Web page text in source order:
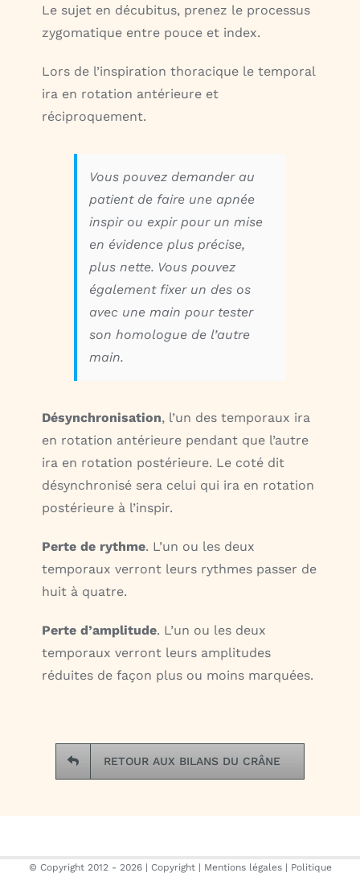
Le sujet en décubitus, prenez le processus
zygomatique entre pouce et index.
Lors de l’inspiration thoracique le temporal
ira en rotation antérieure et
réciproquement.
Vous pouvez demander au
patient de faire une apnée
inspir ou expir pour un mise
en évidence plus précise,
plus nette. Vous pouvez
également fixer un des os
avec une main pour tester
son homologue de l’autre
main.
Désynchronisation, l’un des temporaux ira
en rotation antérieure pendant que l’autre
ira en rotation postérieure. Le coté dit
désynchronisé sera celui qui ira en rotation
postérieure à l’inspir.
Perte de rythme. L’un ou les deux
temporaux verront leurs rythmes passer de
huit à quatre.
Perte d’amplitude. L’un ou les deux
temporaux verront leurs amplitudes
réduites de façon plus ou moins marquées.
RETOUR AUX BILANS DU CRÂNE
© Copyright 2012 - 2026 | Copyright| Mentions légales| Politique